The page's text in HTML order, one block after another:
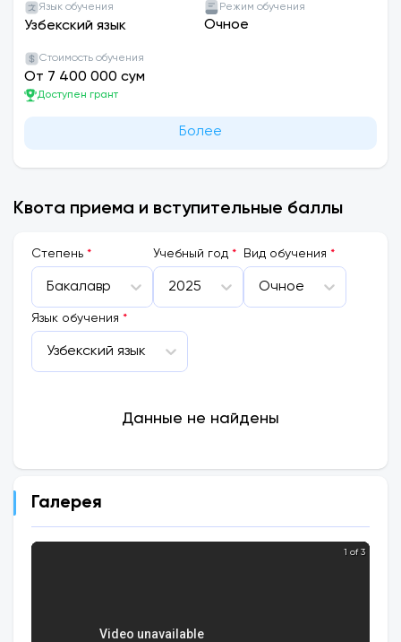
Язык обучения
Узбекский язык
Режим обучения
Очное
Стоимость обучения
От 7 400 000 сум
Доступен грант
Более
Квота приема и вступительные баллы
Cтепень *
Бакалавр
Учебный год *
2025
Вид обучения *
Очное
Язык обучения *
Узбекский язык
Данные не найдены
Галерея
1 of 3